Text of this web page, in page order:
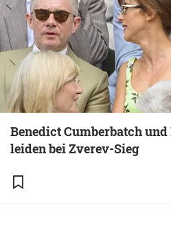
Benedict Cumberbatch
leiden bei Zverev-Sieg